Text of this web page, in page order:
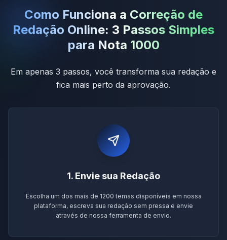
Como Funciona a Correção de
Redação Online: 3 Passos Simples
para Nota 1000
Em apenas 3 passos, você transforma sua redação e
fica mais perto da aprovação.
1. Envie sua Redação
Escolha um dos mais de 1200 temas disponíveis em nossa
plataforma, escreva sua redação sem pressa e envie
através de nossa ferramenta de envio.